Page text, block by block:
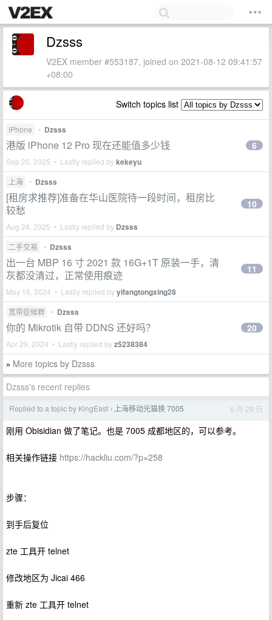
Dzsss
V2EX member #553187, joined on 2021-08-12 09:41:57
+08:00
Switch topics list
iPhone • Dzsss
港版 iPhone 12 Pro 现在还能值多少钱
Sep 20, 2025 • Lastly replied bykekeyu
6
上海 • Dzsss
[租房求推荐]准备在华山医院待一段时间，租房比
较愁
Aug 24, 2025 • Lastly replied by Dzsss
10
二手交易 • Dzsss
出一台 MBP 16 寸 2021 款 16G+1T 原装一手，清
灰都没清过，正常使用痕迹
May 16, 2024 • Lastly replied byyifangtongxing28
11
宽带症候群 • Dzsss
你的 Mikrotik 自带 DDNS 还好吗？
Apr 29, 2024 • Lastly replied byz5238384
20
» More topics by Dzsss
Dzsss's recent replies
Replied to a topic by KingEast › 上海移动光猫换 7005 6 月 29 日
刚用 Obisidian 做了笔记。也是 7005 成都地区的，可以参考。
相关操作链接 https://hackliu.com/?p=258
步骤：
到手后复位
zte 工具开 telnet
修改地区为 Jicai 466
重新 zte 工具开 telnet